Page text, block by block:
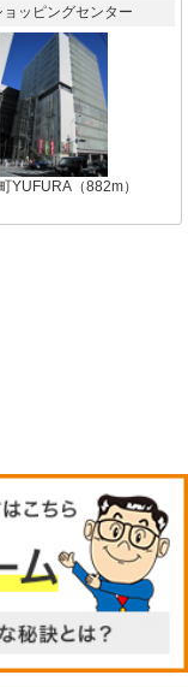
ョッピングセンター
YUFURA（882m）